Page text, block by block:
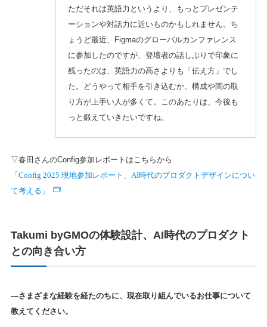
ただそれは英語力というより、もっとプレゼンテ
ーションや対話力に近いものかもしれません。ち
ょうど最近、Figmaのグローバルカンファレンス
に参加したのですが、登壇者の話しぶりで印象に
残ったのは、英語力の高さよりも「伝え方」でし
た。どうやって相手を引き込むか、構成や間の取
り方が上手い人が多くて。このあたりは、今後も
っと鍛えていきたいですね。
▽春田さんのConfig参加レポートはこちらから
「Config 2025 現地参加レポート、AI時代のプロダクトデザインについ
て考える」
Takumi byGMOの体験設計、AI時代のプロダクト
との向き合い方
—さまざまな経験を経たのちに、現在取り組んでいるお仕事について
教えてください。